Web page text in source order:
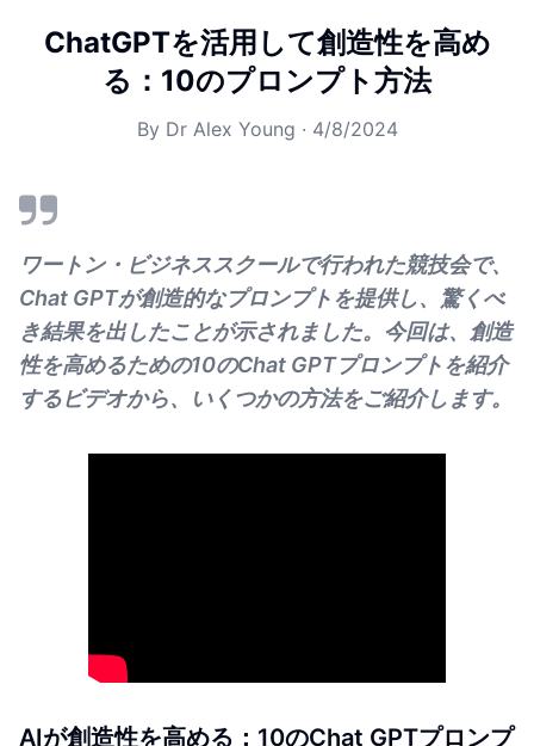
ChatGPTを活用して創造性を高め
る：10のプロンプト方法
By Dr Alex Young · 4/8/2024
ワートン・ビジネススクールで行われた競技会で、
Chat GPTが創造的なプロンプトを提供し、驚くべ
き結果を出したことが示されました。今回は、創造
性を高めるための10のChat GPTプロンプトを紹介
するビデオから、いくつかの方法をご紹介します。
AIが創造性を高める：10のChat GPTプロンプ